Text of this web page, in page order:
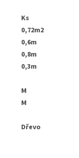
ks
0,72m2
0,6m
0,8m
0,3m
m
m
dřevo